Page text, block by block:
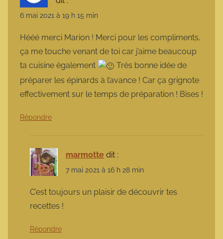
6 mai 2021 à 19 h 15 min
Hééé merci Marion ! Merci pour les compliments,
ça me touche venant de toi car j’aime beaucoup
ta cuisine également
Très bonne idée de
préparer les épinards à l’avance ! Car ça grignote
effectivement sur le temps de préparation ! Bises !
Répondre
marmotte dit :
7 mai 2021 à 16 h 28 min
C’est toujours un plaisir de découvrir tes
recettes !
Répondre